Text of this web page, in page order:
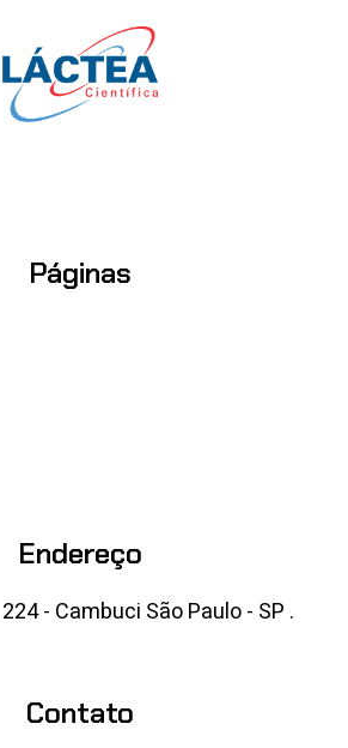
Páginas
Endereço
- Cambuci São Paulo - SP .
Contato